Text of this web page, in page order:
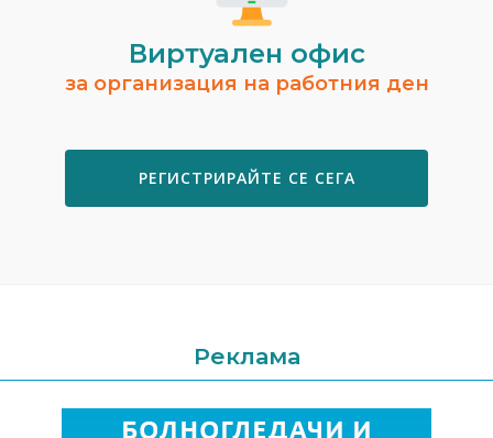
Виртуален офис
за организация на работния ден
РЕГИСТРИРАЙТЕ СЕ СЕГА
Реклама